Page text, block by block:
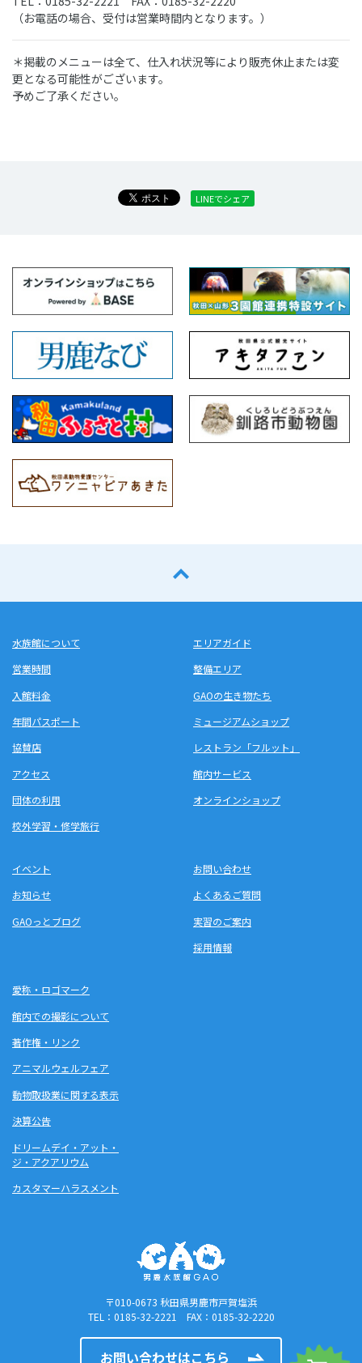
（お電話の場合、受付は営業時間内となります。）
＊掲載のメニューは全て、仕入れ状況等により販売休止または変
更となる可能性がございます。
予めご了承ください。
LINEでシェア
水族館について
営業時間
入館料金
年間パスポート
協賛店
アクセス
団体の利用
校外学習・修学旅行
エリアガイド
整備エリア
GAOの生き物たち
ミュージアムショップ
レストラン「フルット」
館内サービス
オンラインショップ
イベント
お知らせ
GAOっとブログ
お問い合わせ
よくあるご質問
実習のご案内
採用情報
愛称・ロゴマーク
館内での撮影について
著作権・リンク
アニマルウェルフェア
動物取扱業に関する表示
決算公告
ドリームデイ・アット・
ジ・アクアリウム
カスタマーハラスメント
〒010-0673 秋田県男鹿市戸賀塩浜
TEL：0185-32-2221 FAX：0185-32-2220
お問い合わせはこちら